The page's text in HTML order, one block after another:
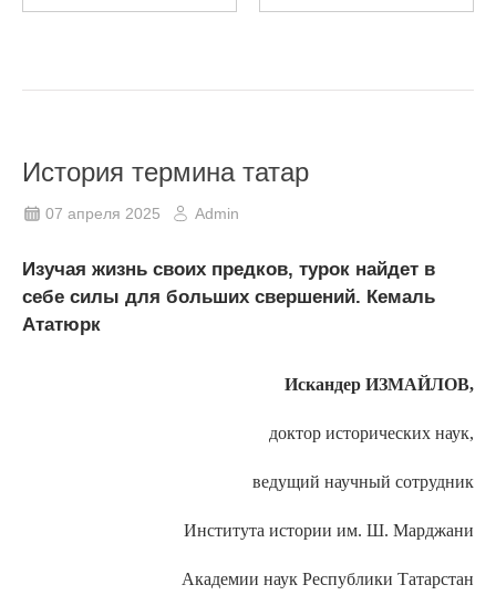
История термина татар
07 апреля 2025 Admin
Изучая жизнь своих предков, турок найдет в
себе силы для больших свершений. Кемаль
Ататюрк
Искандер ИЗМАЙЛОВ,
доктор исторических наук,
ведущий научный сотрудник
Института истории им. Ш. Марджани
Академии наук Республики Татарстан